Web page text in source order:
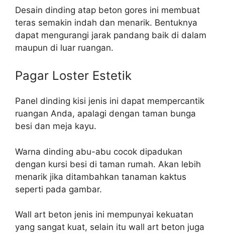
Desain dinding atap beton gores ini membuat
teras semakin indah dan menarik. Bentuknya
dapat mengurangi jarak pandang baik di dalam
maupun di luar ruangan.
Pagar Loster Estetik
Panel dinding kisi jenis ini dapat mempercantik
ruangan Anda, apalagi dengan taman bunga
besi dan meja kayu.
Warna dinding abu-abu cocok dipadukan
dengan kursi besi di taman rumah. Akan lebih
menarik jika ditambahkan tanaman kaktus
seperti pada gambar.
Wall art beton jenis ini mempunyai kekuatan
yang sangat kuat, selain itu wall art beton juga